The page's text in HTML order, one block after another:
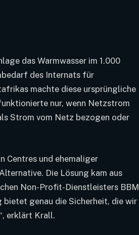
das Warmwasser im 1.000
des Internats für
machte diese ursprüngliche
nur, wenn Netzstrom
Strom vom Netz bezogen oder
Centres und ehemaliger
Die Lösung kam aus
Non-Profit-Dienstleisters BBM
genau die Sicherheit, die wir
erklärt Krall.